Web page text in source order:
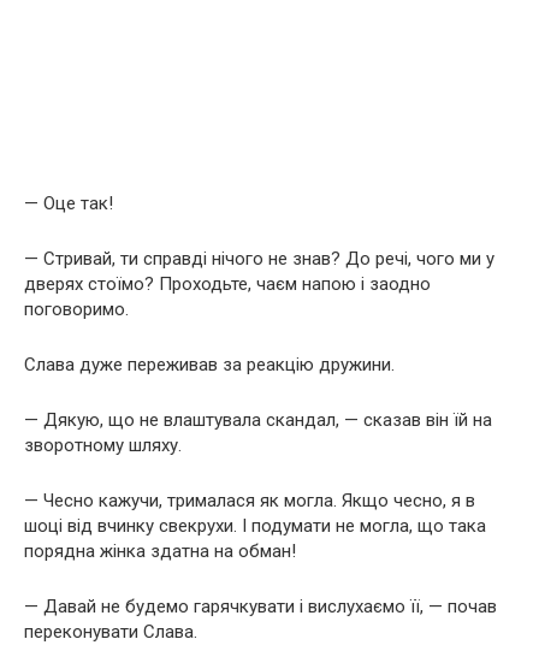
— Оце так!
— Стривай, ти справді нічого не знав? До речі, чого ми у
дверях стоїмо? Проходьте, чаєм напою і заодно
поговоримо.
Слава дуже переживав за реакцію дружини.
— Дякую, що не влаштувала скандал, — сказав він їй на
зворотному шляху.
— Чесно кажучи, трималася як могла. Якщо чесно, я в
шоці від вчинку свекрухи. І подумати не могла, що така
порядна жінка здатна на обман!
— Давай не будемо гарячкувати і вислухаємо її, — почав
переконувати Слава.